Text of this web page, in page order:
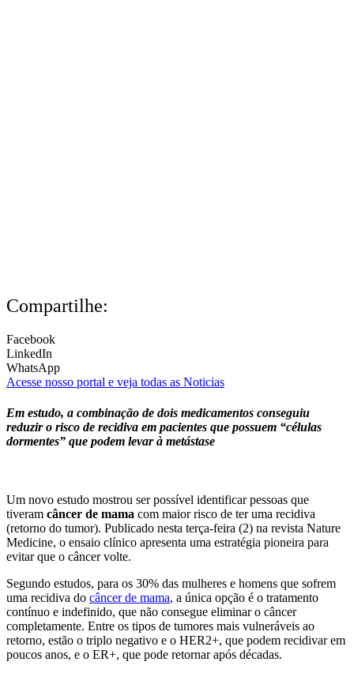
Compartilhe:
Facebook
LinkedIn
WhatsApp
Acesse nosso portal e veja todas as Noticias
Em estudo, a combinação de dois medicamentos conseguiu
reduzir o risco de recidiva em pacientes que possuem “células
dormentes” que podem levar à metástase
Um novo estudo mostrou ser possível identificar pessoas que
tiveram câncer de mama com maior risco de ter uma recidiva
(retorno do tumor). Publicado nesta terça-feira (2) na revista Nature
Medicine, o ensaio clínico apresenta uma estratégia pioneira para
evitar que o câncer volte.
Segundo estudos, para os 30% das mulheres e homens que sofrem
uma recidiva do câncer de mama, a única opção é o tratamento
contínuo e indefinido, que não consegue eliminar o câncer
completamente. Entre os tipos de tumores mais vulneráveis ao
retorno, estão o triplo negativo e o HER2+, que podem recidivar em
poucos anos, e o ER+, que pode retornar após décadas.